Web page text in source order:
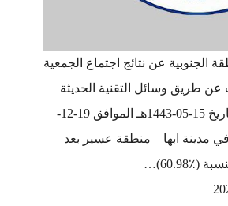
الجنوبية عن نتائج اجتماع الجمعية
عن طريق وسائل التقنية الحديثة
في تمام الساعة 18:30 بتاريخ 15-05-1443هـ الموافق 19-12-
في مدينة ابها – منطقة عسير بعد
(٪60.98)…